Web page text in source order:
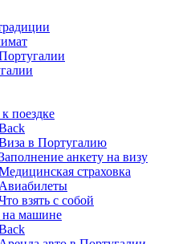
поездке
в Португалию
анкету на визу
страховка
Авиабилеты
взять с собой
на машине